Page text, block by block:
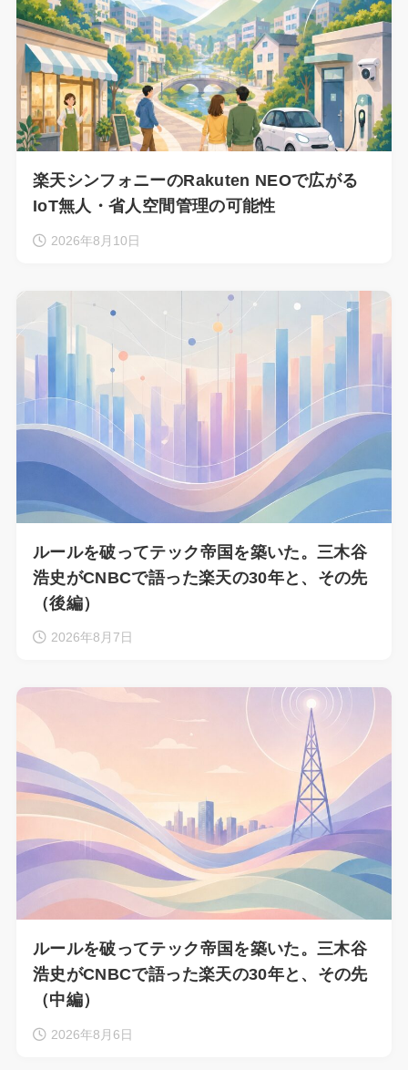
楽天シンフォニーのRakuten NEOで広がる
IoT無人・省人空間管理の可能性
2026年8月10日
ルールを破ってテック帝国を築いた。三木谷
浩史がCNBCで語った楽天の30年と、その先
（後編）
2026年8月7日
ルールを破ってテック帝国を築いた。三木谷
浩史がCNBCで語った楽天の30年と、その先
（中編）
2026年8月6日